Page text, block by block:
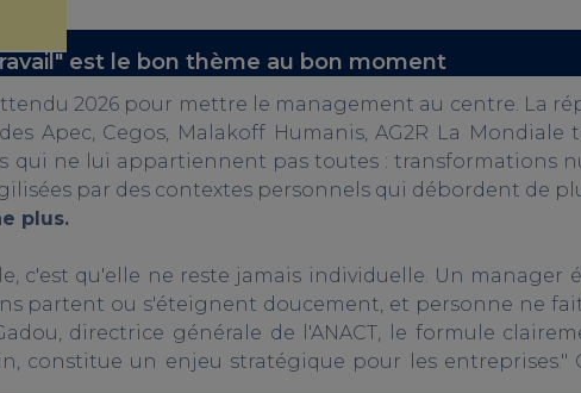
est le bon thème au bon moment
2026 pour mettre le management au centre. La
Apec, Cegos, Malakoff Humanis, AG2R La
qui ne lui appartiennent pas toutes : transformations
par des contextes personnels qui débordent de
plus.
c'est qu'elle ne reste jamais individuelle. Un manager
partent ou s'éteignent doucement, et personne ne
directrice générale de l'ANACT, le formule
constitue un enjeu stratégique pour les